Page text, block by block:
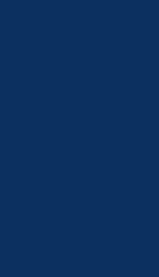
2023-2024
TÜRKİYE
YÜKSEK